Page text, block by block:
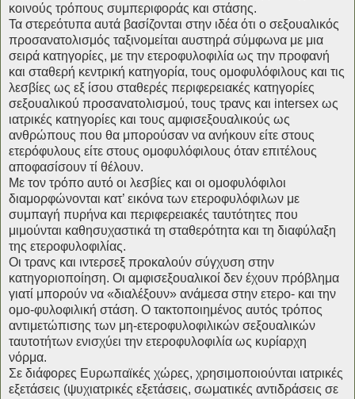
κοινούς τρόπους συμπεριφοράς και στάσης.
Τα στερεότυπα αυτά βασίζονται στην ιδέα ότι ο σεξουαλικός
προσανατολισμός ταξινομείται αυστηρά σύμφωνα με μια
σειρά κατηγορίες, με την ετεροφυλοφιλία ως την προφανή
και σταθερή κεντρική κατηγορία, τους ομοφυλόφιλους και τις
λεσβίες ως εξ ίσου σταθερές περιφερειακές κατηγορίες
σεξουαλικού προσανατολισμού, τους τρανς και intersex ως
ιατρικές κατηγορίες και τους αμφισεξουαλικούς ως
ανθρώπους που θα μπορούσαν να ανήκουν είτε στους
ετερόφυλους είτε στους ομοφυλόφιλους όταν επιτέλους
αποφασίσουν τί θέλουν.
Με τον τρόπο αυτό οι λεσβίες και οι ομοφυλόφιλοι
διαμορφώνονται κατ’ εικόνα των ετεροφυλόφιλων με
συμπαγή πυρήνα και περιφερειακές ταυτότητες που
μιμούνται καθησυχαστικά τη σταθερότητα και τη διαφύλαξη
της ετεροφυλοφιλίας.
Οι τρανς και ιντερσεξ προκαλούν σύγχυση στην
κατηγοριοποίηση. Οι αμφισεξουαλικοί δεν έχουν πρόβλημα
γιατί μπορούν να «διαλέξουν» ανάμεσα στην ετερο- και την
ομο-φυλοφιλική στάση. Ο τακτοποιημένος αυτός τρόπος
αντιμετώπισης των μη-ετεροφυλοφιλικών σεξουαλικών
ταυτοτήτων ενισχύει την ετεροφυλοφιλία ως κυρίαρχη
νόρμα.
Σε διάφορες Ευρωπαϊκές χώρες, χρησιμοποιούνται ιατρικές
εξετάσεις (ψυχιατρικές εξετάσεις, σωματικές αντιδράσεις σε